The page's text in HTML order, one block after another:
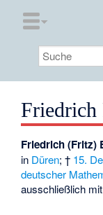
Friedrich
Friedrich (Fritz)
in Düren; † 15.
deutscher
ausschließlich mit